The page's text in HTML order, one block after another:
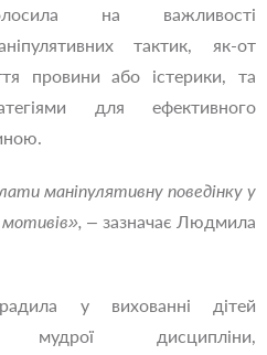
на важливості
тактик, як-от
провини або істерики, та
для ефективного
маніпулятивну поведінку у
мотивів», – зазначає Людмила
у вихованні дітей
мудрої дисципліни,